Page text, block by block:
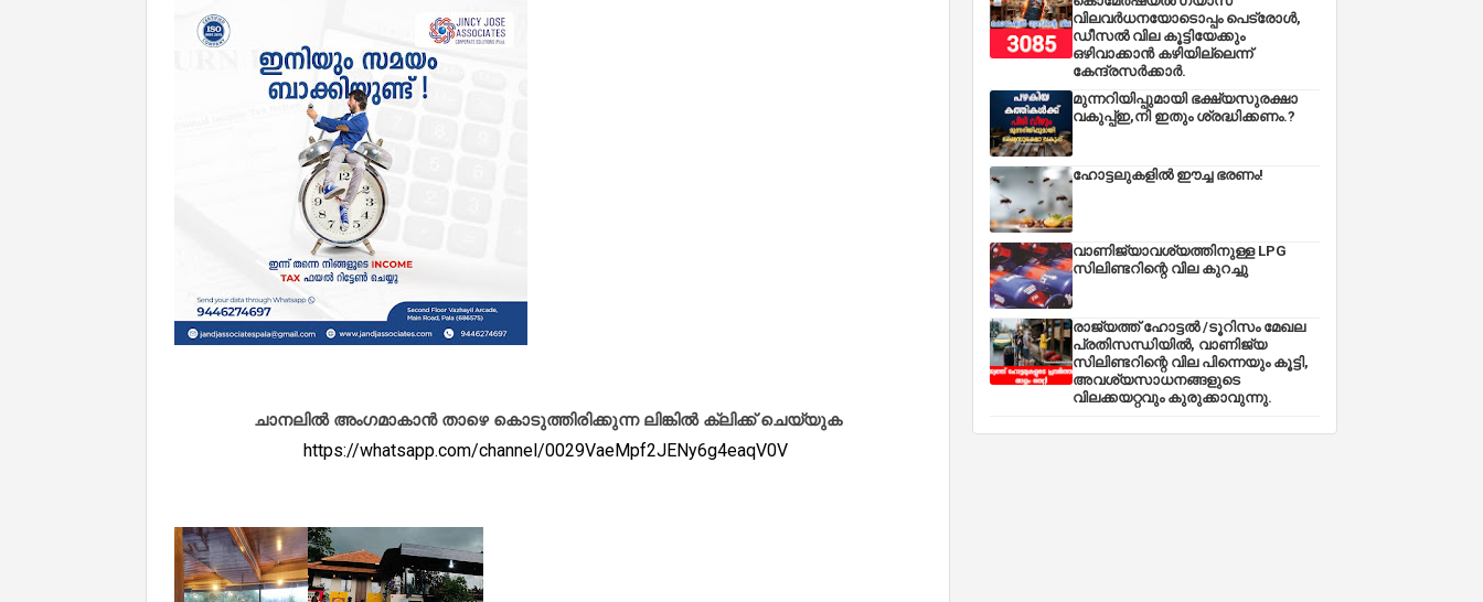
ചാനലിൽ അംഗമാകാൻ താഴെ കൊടുത്തിരിക്കുന്ന ലിങ്കിൽ ക്ലിക്ക് ചെയ്യുക
https://whatsapp.com/channel/0029VaeMpf2JENy6g4eaqV0V
വിലവർധനയോടൊപ്പം പെട്രോൾ,
ഡീസല്‍ വില കൂട്ടിയേക്കും
ഒഴിവാക്കാന്‍ കഴിയില്ലെന്ന്
കേന്ദ്രസര്‍ക്കാര്‍.
മുന്നറിയിപ്പുമായി ഭക്ഷ്യസുരക്ഷാ
വകുപ്പ്ഇ,നി ഇതും ശ്രദ്ധിക്കണം.?
ഹോട്ടലുകളിൽ ഈച്ച ഭരണം!
വാണിജ്യാവശ്യത്തിനുള്ള LPG
സിലിണ്ടറിന്റെ വില കുറച്ചു
രാജ്യത്ത് ഹോട്ടൽ /ടൂറിസം മേഖല
പ്രതിസന്ധിയിൽ, വാണിജ്യ
സിലിണ്ടറിന്റെ വില പിന്നെയും കൂട്ടി,
അവശ്യസാധനങ്ങളുടെ
വിലക്കയറ്റവും കുരുക്കാവുന്നു.